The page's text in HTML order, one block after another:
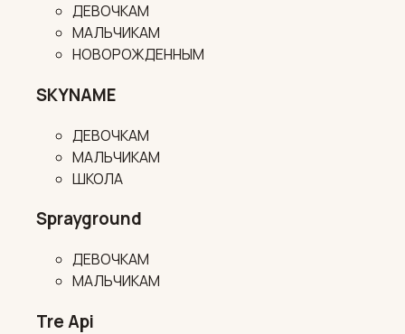
ДЕВОЧКАМ
МАЛЬЧИКАМ
НОВОРОЖДЕННЫМ
SKYNAME
ДЕВОЧКАМ
МАЛЬЧИКАМ
ШКОЛА
Sprayground
ДЕВОЧКАМ
МАЛЬЧИКАМ
Tre Api